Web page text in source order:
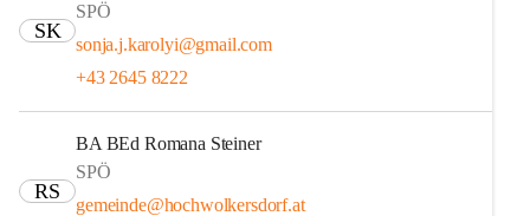
SK
SPÖ
sonja.j.karolyi@gmail.com
+43 2645 8222
RS
BA BEd Romana Steiner
SPÖ
gemeinde@hochwolkersdorf.at